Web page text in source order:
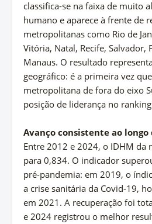
classifica-se na faixa de muito
humano e aparece à frente de
metropolitanas como Rio de
Vitória, Natal, Recife, Salvador,
Manaus. O resultado
geográfico: é a primeira vez
metropolitana de fora do eixo
posição de liderança no
Avanço consistente ao longo
Entre 2012 e 2024, o IDHM da
para 0,834. O indicador
pré-pandemia: em 2019, o
a crise sanitária da Covid-19,
em 2021. A recuperação foi
e 2024 registrou o melhor